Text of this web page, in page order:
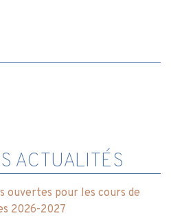
ACTUALITÉS
ouvertes pour les cours de
2026-2027